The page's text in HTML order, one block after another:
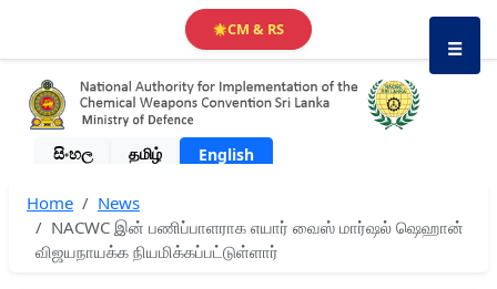
සිංහල தமிழ் English
☰
🌟CM & RS
Home
News
NACWC இன் பணிப்பாளராக எயார் வைஸ் மார்ஷல் ஷெஹான்
விஜயநாயக்க நியமிக்கப்பட்டுள்ளார்